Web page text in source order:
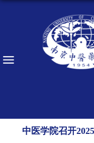
中医学院召开